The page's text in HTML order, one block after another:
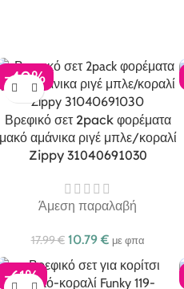
-40%
Βρεφικό σετ 2pack φορέματα
αμάνικα ριγέ μπλε/κοραλί
Zippy 31040691030
Άμεση παραλαβή
17.99€ 10.79 € με φπα
-61%